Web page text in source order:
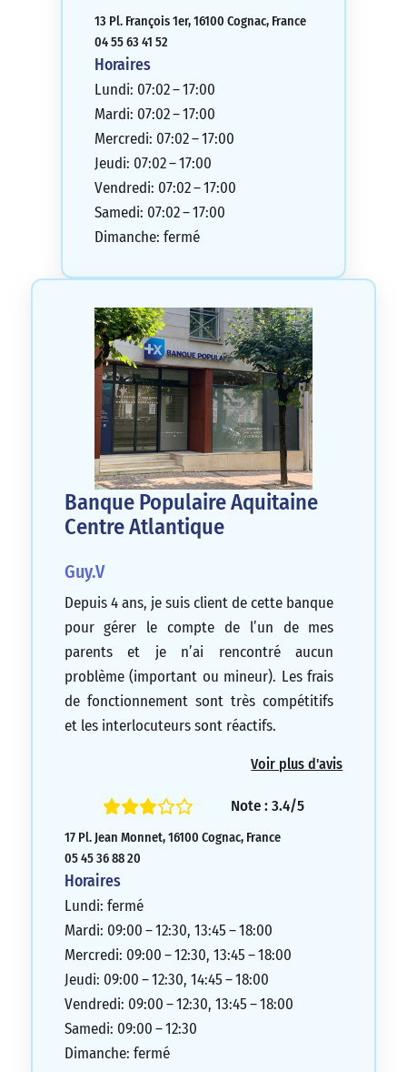
13 Pl. François 1er, 16100 Cognac, France
04 55 63 41 52
Horaires
Lundi: 07:02 – 17:00
Mardi: 07:02 – 17:00
Mercredi: 07:02 – 17:00
Jeudi: 07:02 – 17:00
Vendredi: 07:02 – 17:00
Samedi: 07:02 – 17:00
Dimanche: fermé
Banque Populaire Aquitaine
Centre Atlantique
Guy.V
Depuis 4 ans, je suis client de cette banque
pour gérer le compte de l’un de mes
parents et je n’ai rencontré aucun
problème (important ou mineur). Les frais
de fonctionnement sont très compétitifs
et les interlocuteurs sont réactifs.
Voir plus d'avis
Note : 3.4/5
17 Pl. Jean Monnet, 16100 Cognac, France
05 45 36 88 20
Horaires
Lundi: fermé
Mardi: 09:00 – 12:30, 13:45 – 18:00
Mercredi: 09:00 – 12:30, 13:45 – 18:00
Jeudi: 09:00 – 12:30, 14:45 – 18:00
Vendredi: 09:00 – 12:30, 13:45 – 18:00
Samedi: 09:00 – 12:30
Dimanche: fermé